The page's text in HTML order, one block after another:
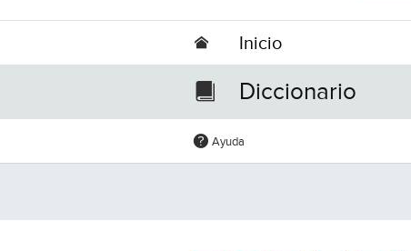
Inicio
Diccionario
Ayuda